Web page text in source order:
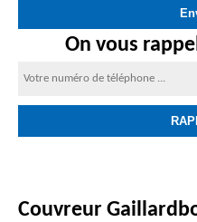
On vous
Couvreur